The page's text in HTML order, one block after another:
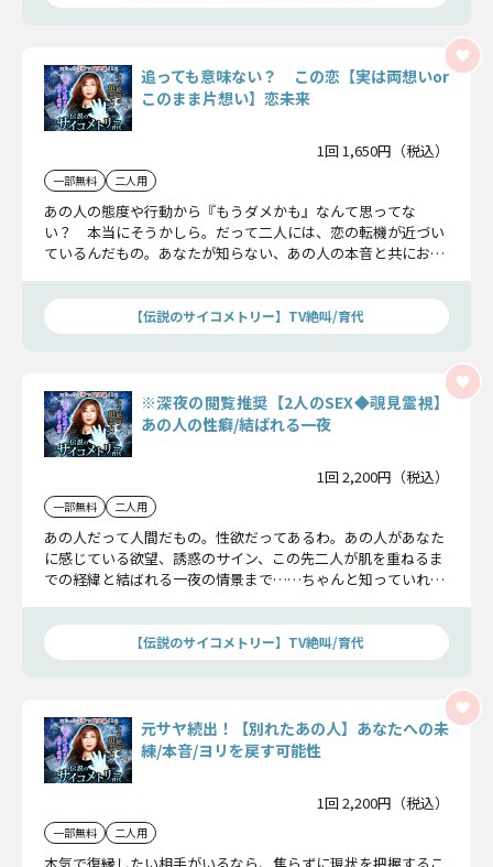
追っても意味ない？ この恋【実は両想いor
このまま片想い】恋未来
1回 1,650円（税込）
一部無料 二人用
あの人の態度や行動から『もうダメかも』なんて思ってな
い？ 本当にそうかしら。だって二人には、恋の転機が近づい
ているんだもの。あなたが知らない、あの人の本音と共にお伝
【伝説のサイコメトリー】TV絶叫/育代
※深夜の閲覧推奨【2人のSEX◆覗見霊視】
あの人の性癖/結ばれる一夜
1回 2,200円（税込）
一部無料 二人用
あの人だって人間だもの。性欲だってあるわ。あの人があなた
に感じている欲望、誘惑のサイン、この先二人が肌を重ねるま
での経緯と結ばれる一夜の情景まで……ちゃんと知っていれば
ださいね。
【伝説のサイコメトリー】TV絶叫/育代
元サヤ続出！【別れたあの人】あなたへの未
練/本音/ヨリを戻す可能性
1回 2,200円（税込）
一部無料 二人用